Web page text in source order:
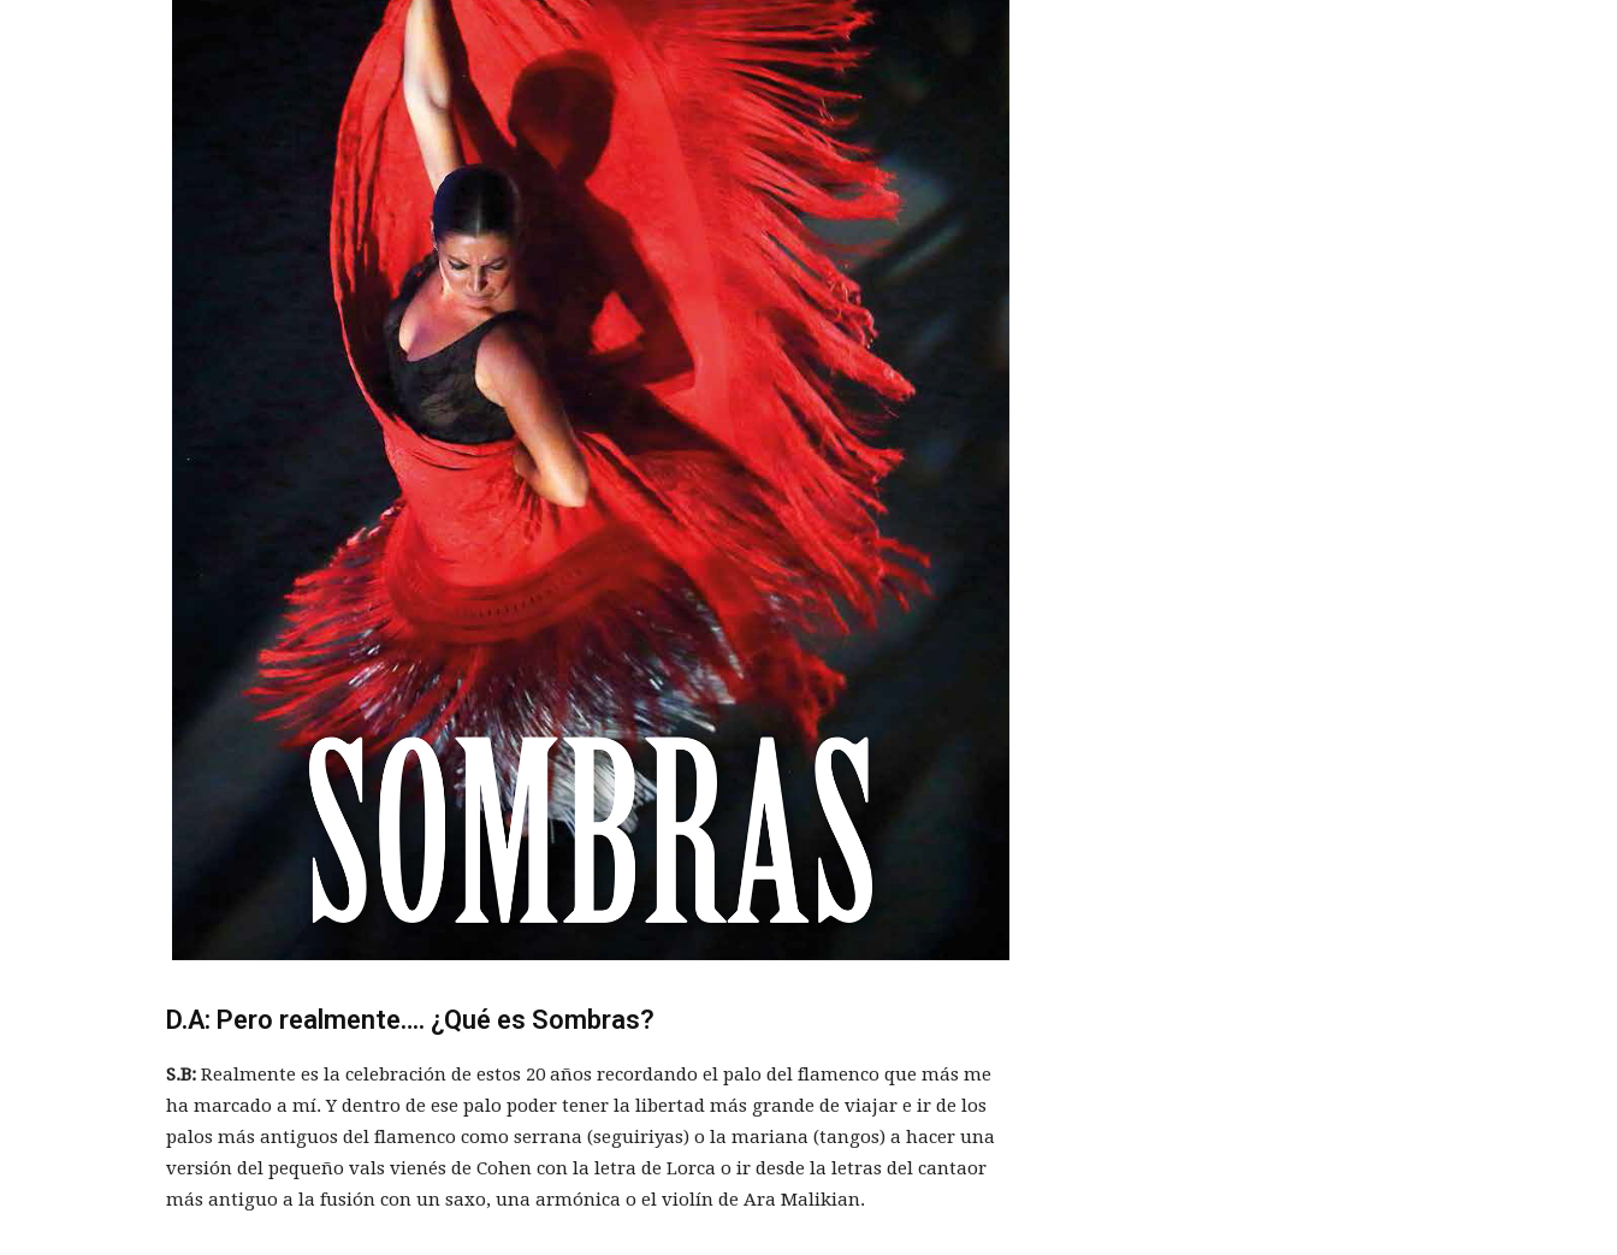
D.A: Pero realmente…. ¿Qué es Sombras?
S.B: Realmente es la celebración de estos 20 años recordando el palo del flamenco que más me
ha marcado a mí. Y dentro de ese palo poder tener la libertad más grande de viajar e ir de los
palos más antiguos del flamenco como serrana (seguiriyas) o la mariana (tangos) a hacer una
versión del pequeño vals vienés de Cohen con la letra de Lorca o ir desde la letras del cantaor
más antiguo a la fusión con un saxo, una armónica o el violín de Ara Malikian.